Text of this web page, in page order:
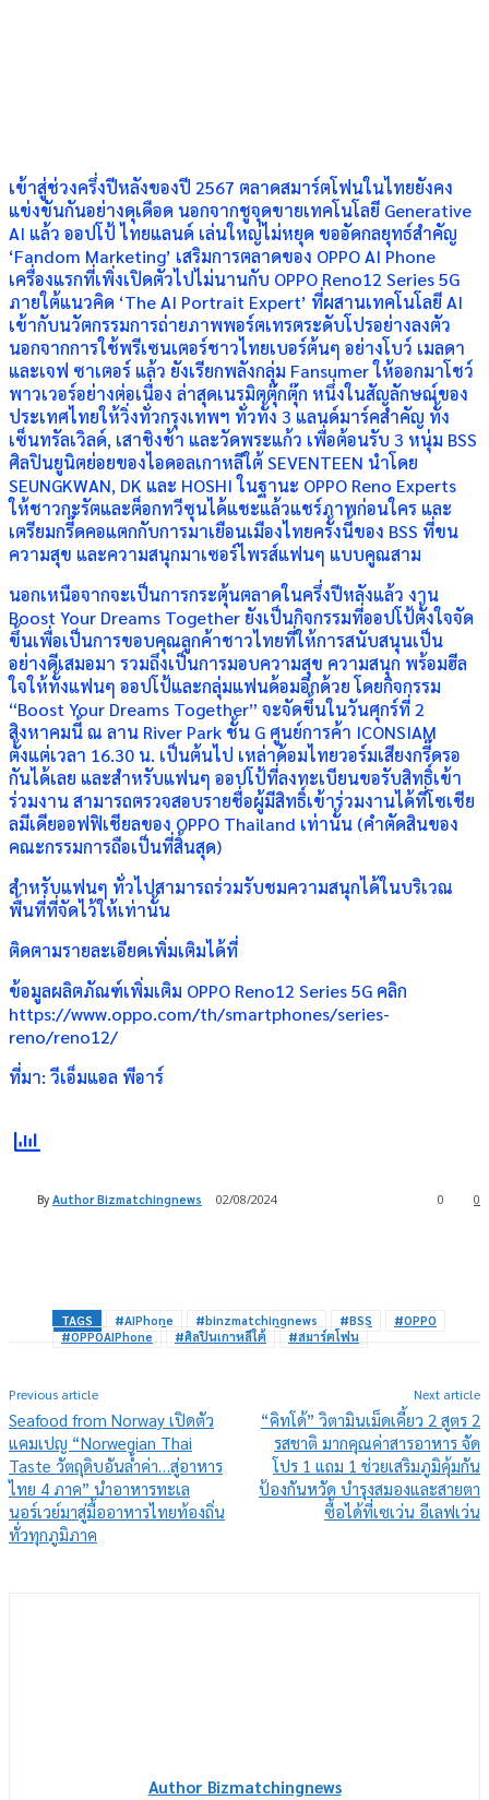
เข้าสู่ช่วงครึ่งปีหลังของปี 2567 ตลาดสมาร์ตโฟนในไทยยังคง
แข่งขันกันอย่างดุเดือด นอกจากชูจุดขายเทคโนโลยี Generative
AI แล้ว ออปโป้ ไทยแลนด์ เล่นใหญ่ไม่หยุด ขออัดกลยุทธ์สำคัญ
‘Fandom Marketing’ เสริมการตลาดของ OPPO AI Phone
เครื่องแรกที่เพิ่งเปิดตัวไปไม่นานกับ OPPO Reno12 Series 5G
ภายใต้แนวคิด ‘The AI Portrait Expert’ ที่ผสานเทคโนโลยี AI
เข้ากับนวัตกรรมการถ่ายภาพพอร์ตเทรตระดับโปรอย่างลงตัว
นอกจากการใช้พรีเซนเตอร์ชาวไทยเบอร์ต้นๆ อย่างโบว์ เมลดา
และเจฟ ซาเตอร์ แล้ว ยังเรียกพลังกลุ่ม Fansumer ให้ออกมาโชว์
พาวเวอร์อย่างต่อเนื่อง ล่าสุดเนรมิตตุ๊กตุ๊ก หนึ่งในสัญลักษณ์ของ
ประเทศไทยให้วิ่งทั่วกรุงเทพฯ ทั่วทั้ง 3 แลนด์มาร์คสำคัญ ทั้ง
เซ็นทรัลเวิลด์, เสาชิงช้า และวัดพระแก้ว เพื่อต้อนรับ 3 หนุ่ม BSS
ศิลปินยูนิตย่อยของไอดอลเกาหลีใต้ SEVENTEEN นำโดย
SEUNGKWAN, DK และ HOSHI ในฐานะ OPPO Reno Experts
ให้ชาวกะรัตและต็อกทวีซุนได้แชะแล้วแชร์ภาพก่อนใคร และ
เตรียมกรี๊ดคอแตกกับการมาเยือนเมืองไทยครั้งนี้ของ BSS ที่ขน
ความสุข และความสนุกมาเซอร์ไพรส์แฟนๆ แบบคูณสาม
นอกเหนือจากจะเป็นการกระตุ้นตลาดในครึ่งปีหลังแล้ว งาน
Boost Your Dreams Together ยังเป็นกิจกรรมที่ออปโป้ตั้งใจจัด
ขึ้นเพื่อเป็นการขอบคุณลูกค้าชาวไทยที่ให้การสนับสนุนเป็น
อย่างดีเสมอมา รวมถึงเป็นการมอบความสุข ความสนุก พร้อมฮีล
ใจให้ทั้งแฟนๆ ออปโป้และกลุ่มแฟนด้อมอีกด้วย โดยกิจกรรม
“Boost Your Dreams Together” จะจัดขึ้นในวันศุกร์ที่ 2
สิงหาคมนี้ ณ ลาน River Park ชั้น G ศูนย์การค้า ICONSIAM
ตั้งแต่เวลา 16.30 น. เป็นต้นไป เหล่าด้อมไทยวอร์มเสียงกรี๊ดรอ
กันได้เลย และสำหรับแฟนๆ ออปโป้ที่ลงทะเบียนขอรับสิทธิ์เข้า
ร่วมงาน สามารถตรวจสอบรายชื่อผู้มีสิทธิ์เข้าร่วมงานได้ที่โซเชีย
ลมีเดียออฟฟิเชียลของ OPPO Thailand เท่านั้น (คำตัดสินของ
คณะกรรมการถือเป็นที่สิ้นสุด)
สำหรับแฟนๆ ทั่วไปสามารถร่วมรับชมความสนุกได้ในบริเวณ
พื้นที่ที่จัดไว้ให้เท่านั้น
ติดตามรายละเอียดเพิ่มเติมได้ที่
ข้อมูลผลิตภัณฑ์เพิ่มเติม OPPO Reno12 Series 5G คลิก
https://www.oppo.com/th/smartphones/series-
reno/reno12/
ที่มา: วีเอ็มแอล พีอาร์
By Author Bizmatchingnews 02/08/2024 0
0
TAGS #AIPhone #binzmatchingnews #BSS
#OPPO
#OPPOAIPhone
#ศิลปินเกาหลีใต้ #สมาร์ตโฟน
Previous article
Seafood from Norway เปิดตัว
แคมเปญ “Norwegian Thai
Taste วัตถุดิบอันล้ำค่า…สู่อาหาร
ไทย 4 ภาค” นำอาหารทะเล
นอร์เวย์มาสู่มื้ออาหารไทยท้องถิ่น
ทั่วทุกภูมิภาค
Next article
“คิทโด้” วิตามินเม็ดเคี้ยว 2 สูตร 2
รสชาติ มากคุณค่าสารอาหาร จัด
โปร 1 แถม 1 ช่วยเสริมภูมิคุ้มกัน
ป้องกันหวัด บำรุงสมองและสายตา
ซื้อได้ที่เซเว่น อีเลฟเว่น
Author Bizmatchingnews